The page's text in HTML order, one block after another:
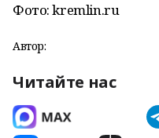
Фото: kremlin.ru
Автор:
Читайте нас